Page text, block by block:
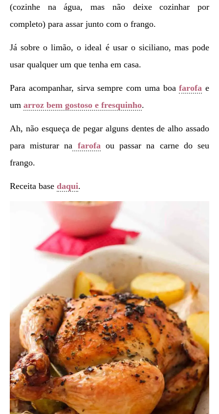
(cozinhe na água, mas não deixe cozinhar por
completo) para assar junto com o frango.
Já sobre o limão, o ideal é usar o siciliano, mas pode
usar qualquer um que tenha em casa.
Para acompanhar, sirva sempre com uma boafarofa e
um arroz bem gostoso e fresquinho.
Ah, não esqueça de pegar alguns dentes de alho assado
para misturar na farofa ou passar na carne do seu
frango.
Receita base daqui.